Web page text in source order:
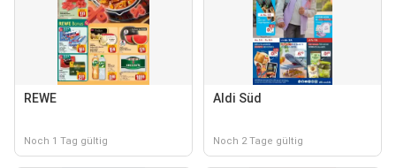
REWE
Noch 1 Tag gültig
Aldi Süd
Noch 2 Tage gültig